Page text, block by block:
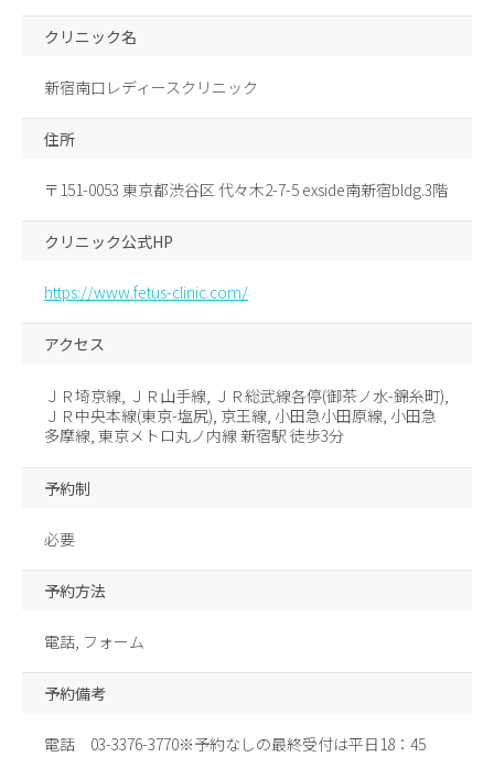
クリニック名
新宿南口レディースクリニック
住所
〒151-0053 東京都渋谷区 代々木2-7-5 exside南新宿bldg.3階
クリニック公式HP
https://www.fetus-clinic.com/
アクセス
ＪＲ埼京線, ＪＲ山手線, ＪＲ総武線各停(御茶ノ水-錦糸町),
ＪＲ中央本線(東京-塩尻), 京王線, 小田急小田原線, 小田急
多摩線, 東京メトロ丸ノ内線 新宿駅 徒歩3分
予約制
必要
予約方法
電話, フォーム
予約備考
電話 03-3376-3770※予約なしの最終受付は平日18：45